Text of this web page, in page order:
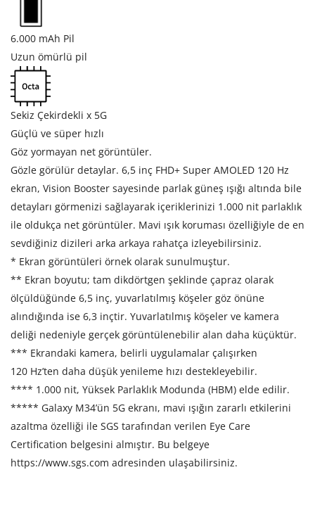
6.000 mAh Pil
Uzun ömürlü pil
Sekiz Çekirdekli x 5G
Güçlü ve süper hızlı
Göz yormayan net görüntüler.
Gözle görülür detaylar. 6,5 inç FHD+ Super AMOLED 120 Hz
ekran, Vision Booster sayesinde parlak güneş ışığı altında bile
detayları görmenizi sağlayarak içeriklerinizi 1.000 nit parlaklık
ile oldukça net görüntüler. Mavi ışık koruması özelliğiyle de en
sevdiğiniz dizileri arka arkaya rahatça izleyebilirsiniz.
* Ekran görüntüleri örnek olarak sunulmuştur.
** Ekran boyutu; tam dikdörtgen şeklinde çapraz olarak
ölçüldüğünde 6,5 inç, yuvarlatılmış köşeler göz önüne
alındığında ise 6,3 inçtir. Yuvarlatılmış köşeler ve kamera
deliği nedeniyle gerçek görüntülenebilir alan daha küçüktür.
*** Ekrandaki kamera, belirli uygulamalar çalışırken
120 Hz’ten daha düşük yenileme hızı destekleyebilir.
**** 1.000 nit, Yüksek Parlaklık Modunda (HBM) elde edilir.
***** Galaxy M34’ün 5G ekranı, mavi ışığın zararlı etkilerini
azaltma özelliği ile SGS tarafından verilen Eye Care
Certification belgesini almıştır. Bu belgeye
https://www.sgs.com adresinden ulaşabilirsiniz.